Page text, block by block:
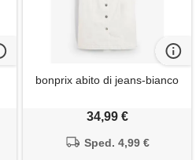
bonprix abito di jeans-bianco
34,99 €
Sped. 4,99 €